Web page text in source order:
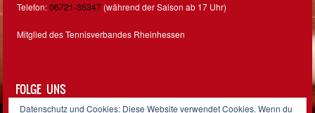
Telefon:06721-35347 (während der Saison ab 17 Uhr)
Mitglied des Tennisverbandes Rheinhessen
FOLGE UNS
Datenschutz und Cookies: Diese Website verwendet Cookies. Wenn du